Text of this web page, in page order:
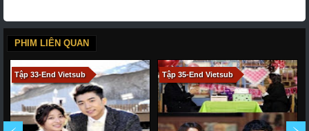
PHIM LIÊN QUAN
Tập 33-End Vietsub Tập 35-End Vietsub